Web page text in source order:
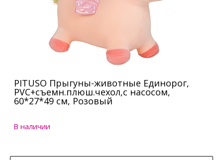
PITUSO Прыгуны-животные Единорог,
PVC+съемн.плюш.чехол,с насосом,
60*27*49 см, Розовый
В наличии